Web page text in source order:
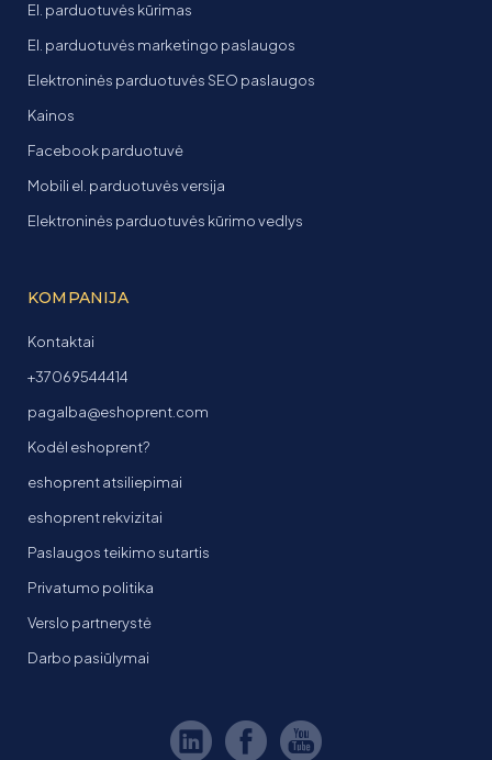
El. parduotuvės kūrimas
El. parduotuvės marketingo paslaugos
Elektroninės parduotuvės SEO paslaugos
Kainos
Facebook parduotuvė
Mobili el. parduotuvės versija
Elektroninės parduotuvės kūrimo vedlys
KOMPANIJA
Kontaktai
+37069544414
pagalba@eshoprent.com
Kodėl eshoprent?
eshoprent atsiliepimai
eshoprent rekvizitai
Paslaugos teikimo sutartis
Privatumo politika
Verslo partnerystė
Darbo pasiūlymai